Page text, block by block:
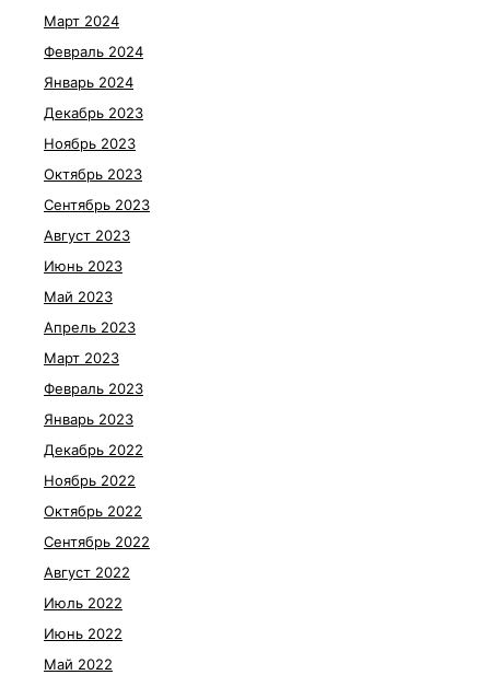
Март 2024
Февраль 2024
Январь 2024
Декабрь 2023
Ноябрь 2023
Октябрь 2023
Сентябрь 2023
Август 2023
Июнь 2023
Май 2023
Апрель 2023
Март 2023
Февраль 2023
Январь 2023
Декабрь 2022
Ноябрь 2022
Октябрь 2022
Сентябрь 2022
Август 2022
Июль 2022
Июнь 2022
Май 2022